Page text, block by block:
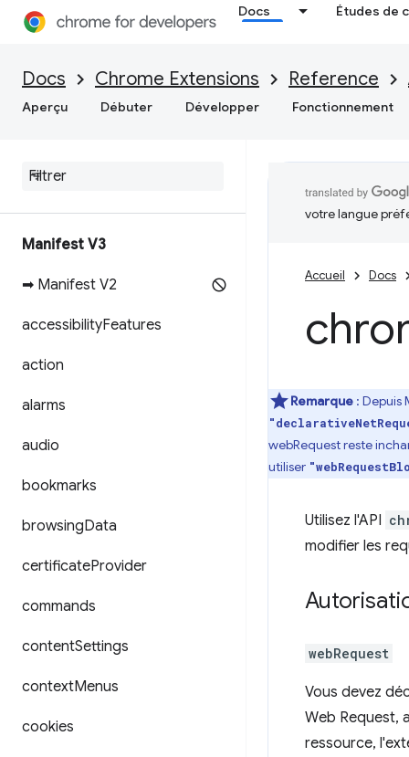
Docs Études de
Docs Chrome Extensions Reference
Aperçu Débuter Développer Fonctionnement
Manifest V3
➡ Manifest V2
accessibilityFeatures
action
alarms
audio
bookmarks
browsingData
certificateProvider
commands
contentSettings
contextMenus
cookies
votre langue
Accueil Docs
Remarque : Depuis
webRequest reste
utiliser
Utilisez l'API
modifier les
webRequest
Vous devez
Web Request,
ressource,